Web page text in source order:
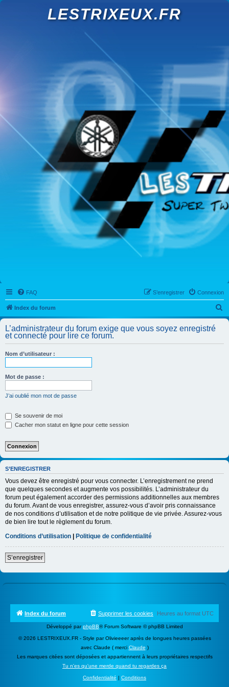
LESTRIXEUX.FR
FAQ Connexion
S’enregistrer
Index du forum
e
h
L’administrateur du forum exige que vous soyez enregistré
et connecté pour lire ce forum.
Nom d’utilisateur :
Mot de passe :
J’ai oublié mon mot de passe
Se souvenir de moi
Cacher mon statut en ligne pour cette session
S’ENREGISTRER
Vous devez être enregistré pour vous connecter. L’enregistrement ne prend
que quelques secondes et augmente vos possibilités. L’administrateur du
forum peut également accorder des permissions additionnelles aux membres
du forum. Avant de vous enregistrer, assurez-vous d’avoir pris connaissance
de nos conditions d’utilisation et de notre politique de vie privée. Assurez-vous
de bien lire tout le règlement du forum.
Conditions d’utilisation | Politique de confidentialité
S’enregistrer
Index du forum Heures au format UTC
Supprimer les cookies
Développé parphpBB® Forum Software © phpBB Limited
© 2026 LESTRIXEUX.FR - Style par Olivieeeer après de longues heures passées
avec Claude ( merci Claude )
Les marques citées sont déposées et appartiennent à leurs propriétaires respectifs
Tu n'es qu'une merde quand tu regardes ça
Confidentialité | Conditions